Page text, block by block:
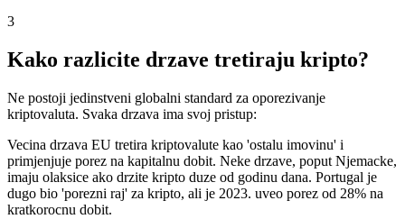
3
Kako razlicite drzave tretiraju kripto?
Ne postoji jedinstveni globalni standard za oporezivanje
kriptovaluta. Svaka drzava ima svoj pristup:
Vecina drzava EU tretira kriptovalute kao 'ostalu imovinu' i
primjenjuje porez na kapitalnu dobit. Neke drzave, poput Njemacke,
imaju olaksice ako drzite kripto duze od godinu dana. Portugal je
dugo bio 'porezni raj' za kripto, ali je 2023. uveo porez od 28% na
kratkorocnu dobit.